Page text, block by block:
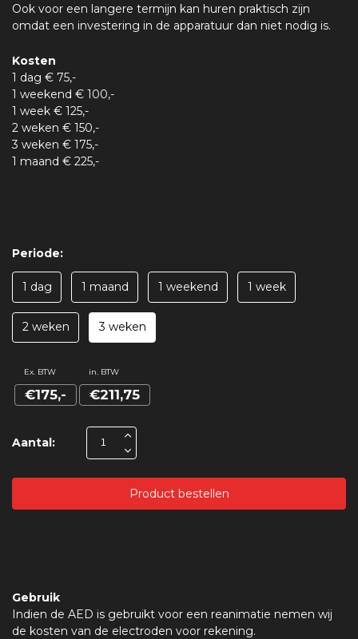
Ook voor een langere termijn kan huren praktisch zijn
omdat een investering in de apparatuur dan niet nodig is.
Kosten
1 dag € 75,-
1 weekend € 100,-
1 week € 125,-
2 weken € 150,-
3 weken € 175,-
1 maand € 225,-
Periode:
1 dag 1 maand 1 weekend 1 week
2 weken 3 weken
Aantal:
Ex. BTW in. BTW
€175,- €211,75
Product bestellen
Gebruik
Indien de AED is gebruikt voor een reanimatie nemen wij
de kosten van de electroden voor rekening.